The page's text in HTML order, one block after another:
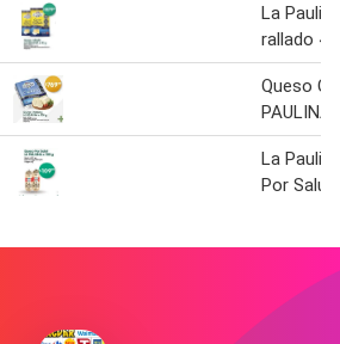
La
rallado
Queso
PAULINA
La
Por Salut